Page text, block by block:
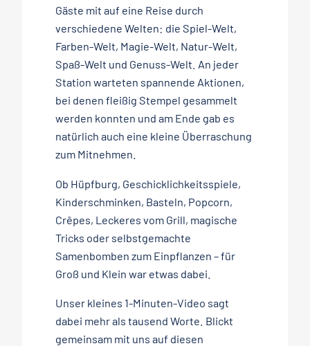
Gäste mit auf eine Reise durch
verschiedene Welten: die Spiel-Welt,
Farben-Welt, Magie-Welt, Natur-Welt,
Spaß-Welt und Genuss-Welt. An jeder
Station warteten spannende Aktionen,
bei denen fleißig Stempel gesammelt
werden konnten und am Ende gab es
natürlich auch eine kleine Überraschung
zum Mitnehmen.
Ob Hüpfburg, Geschicklichkeitsspiele,
Kinderschminken, Basteln, Popcorn,
Crêpes, Leckeres vom Grill, magische
Tricks oder selbstgemachte
Samenbomben zum Einpflanzen – für
Groß und Klein war etwas dabei.
Unser kleines 1-Minuten-Video sagt
dabei mehr als tausend Worte. Blickt
gemeinsam mit uns auf diesen